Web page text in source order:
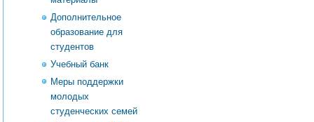
Дополнительное
образование для
студентов
Учебный банк
Меры поддержки
молодых
студенческих семей